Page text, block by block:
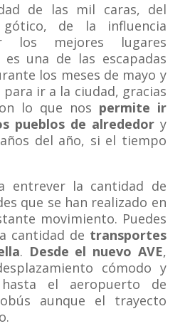
de las mil caras, del
gótico, de la influencia
los mejores lugares
una de las escapadas
los meses de mayo y
ir a la ciudad, gracias
lo que nos permite ir
pueblos de alrededory
del año, si el tiempo
entrever la cantidad de
que se han realizado en
movimiento. Puedes
cantidad de transportes
. Desde el nuevo AVE,
cómodo y
el aeropuerto de
aunque el trayecto